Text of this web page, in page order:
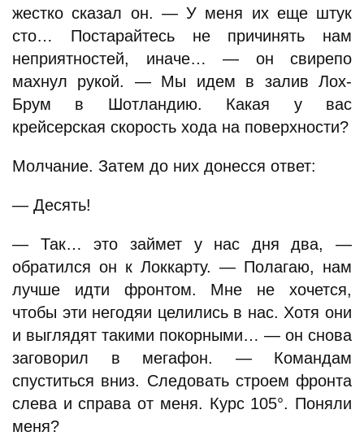
жестко сказал он. — У меня их еще штук
сто… Постарайтесь не причинять нам
неприятностей, иначе… — он свирепо
махнул рукой. — Мы идем в залив Лох-
Брум в Шотландию. Какая у вас
крейсерская скорость хода на поверхности?
Молчание. Затем до них донесся ответ:
— Десять!
— Так… это займет у нас дня два, —
обратился он к Локкарту. — Полагаю, нам
лучше идти фронтом. Мне не хочется,
чтобы эти негодяи целились в нас. Хотя они
и выглядят такими покорными… — он снова
заговорил в мегафон. — Командам
спуститься вниз. Следовать строем фронта
слева и справа от меня. Курс 105°. Поняли
меня?